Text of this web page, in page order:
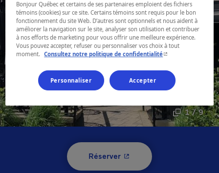
1 / 9
Réserver- Cet hyperlien s'ouvrira
Bonjour Québec et certains de ses partenaires emploient des fichiers
témoins (cookies) sur ce site. Certains témoins sont requis pour le bon
fonctionnement du site Web. D’autres sont optionnels et nous aident à
améliorer la navigation sur le site, analyser son utilisation et contribuer
à nos efforts de marketing pour vous offrir une meilleure expérience.
Vous pouvez accepter, refuser ou personnaliser vos choix à tout
moment. Consultez notre politique de confidentialité- Cet hyperlien
Personnaliser Accepter